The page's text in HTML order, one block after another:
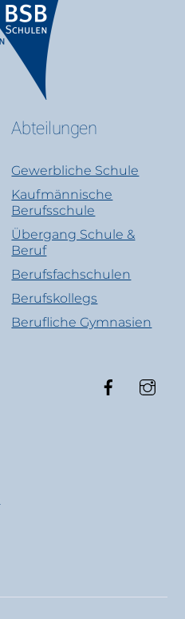
Abteilungen
Gewerbliche Schule
Kaufmännische
Berufsschule
Übergang Schule &
Beruf
Berufsfachschulen
Berufskollegs
Berufliche Gymnasien
Facebook